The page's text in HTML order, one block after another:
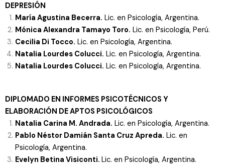
DEPRESIÓN
María Agustina Becerra. Lic. en Psicología, Argentina.
Mónica Alexandra Tamayo Toro. Lic. en Psicología, Perú.
Cecilia Di Tocco. Lic. en Psicología, Argentina.
Natalia Lourdes Colucci. Lic. en Psicología, Argentina.
Natalia Lourdes Colucci. Lic. en Psicología, Argentina.
DIPLOMADO EN INFORMES PSICOTÉCNICOS Y
ELABORACIÓN DE APTOS PSICOLÓGICOS
Natalia Carina M. Andrada. Lic. en Psicología, Argentina.
Pablo Néstor Damián Santa Cruz Apreda. Lic. en
Psicología, Argentina.
Evelyn Betina Visiconti. Lic. en Psicología, Argentina.